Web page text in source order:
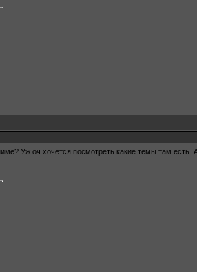
Уж оч хочется посмотреть какие темы там